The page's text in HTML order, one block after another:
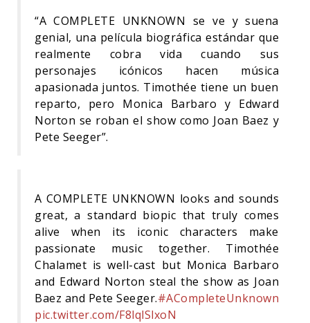
“A COMPLETE UNKNOWN se ve y suena
genial, una película biográfica estándar que
realmente cobra vida cuando sus
personajes icónicos hacen música
apasionada juntos. Timothée tiene un buen
reparto, pero Monica Barbaro y Edward
Norton se roban el show como Joan Baez y
Pete Seeger”.
A COMPLETE UNKNOWN looks and sounds
great, a standard biopic that truly comes
alive when its iconic characters make
passionate music together. Timothée
Chalamet is well-cast but Monica Barbaro
and Edward Norton steal the show as Joan
Baez and Pete Seeger.#ACompleteUnknown
pic.twitter.com/F8lqlSlxoN